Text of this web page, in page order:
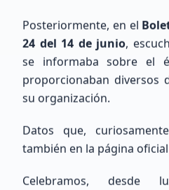
Mapa de
Posteriormente, en el
24 del 14 de junio,
se informaba sobre el
proporcionaban diversos
su organización.
Datos que,
también en la página
Celebramos, desde